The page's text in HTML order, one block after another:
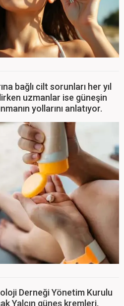
bağlı cilt sorunları her yıl
uzmanlar ise güneşin
yollarını anlatıyor.
Derneği Yönetim Kurulu
Yalçın güneş kremleri,